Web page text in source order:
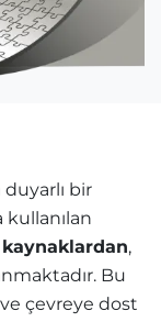
bir
kullanılan
,
Bu
çevreye dost